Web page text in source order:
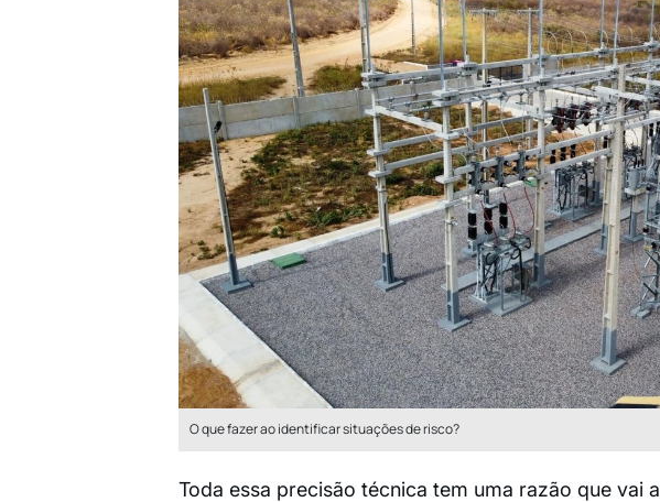
O que fazer ao identificar situações de risco?
Toda essa precisão técnica tem uma razão que vai